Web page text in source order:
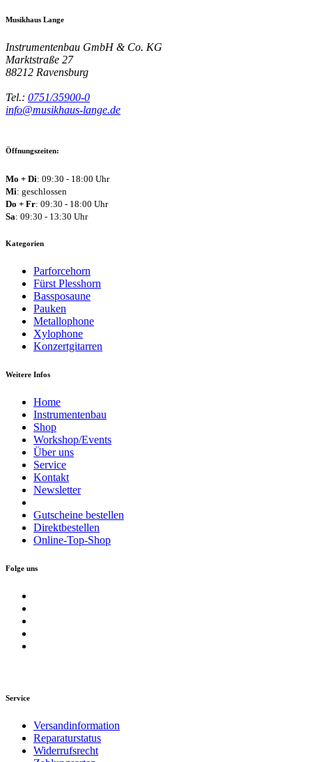
Musikhaus Lange
Instrumentenbau GmbH & Co. KG
Marktstraße 27
88212 Ravensburg
Tel.: 0751/35900-0
info@musikhaus-lange.de
Öffnungszeiten:
Mo + Di: 09:30 - 18:00 Uhr
Mi: geschlossen
Do + Fr: 09:30 - 18:00 Uhr
Sa: 09:30 - 13:30 Uhr
Kategorien
Parforcehorn
Fürst Plesshorn
Bassposaune
Pauken
Metallophone
Xylophone
Konzertgitarren
Weitere Infos
Home
Instrumentenbau
Shop
Workshop/Events
Über uns
Service
Kontakt
Newsletter
Gutscheine bestellen
Direktbestellen
Online-Top-Shop
Folge uns
Service
Versandinformation
Reparaturstatus
Widerrufsrecht